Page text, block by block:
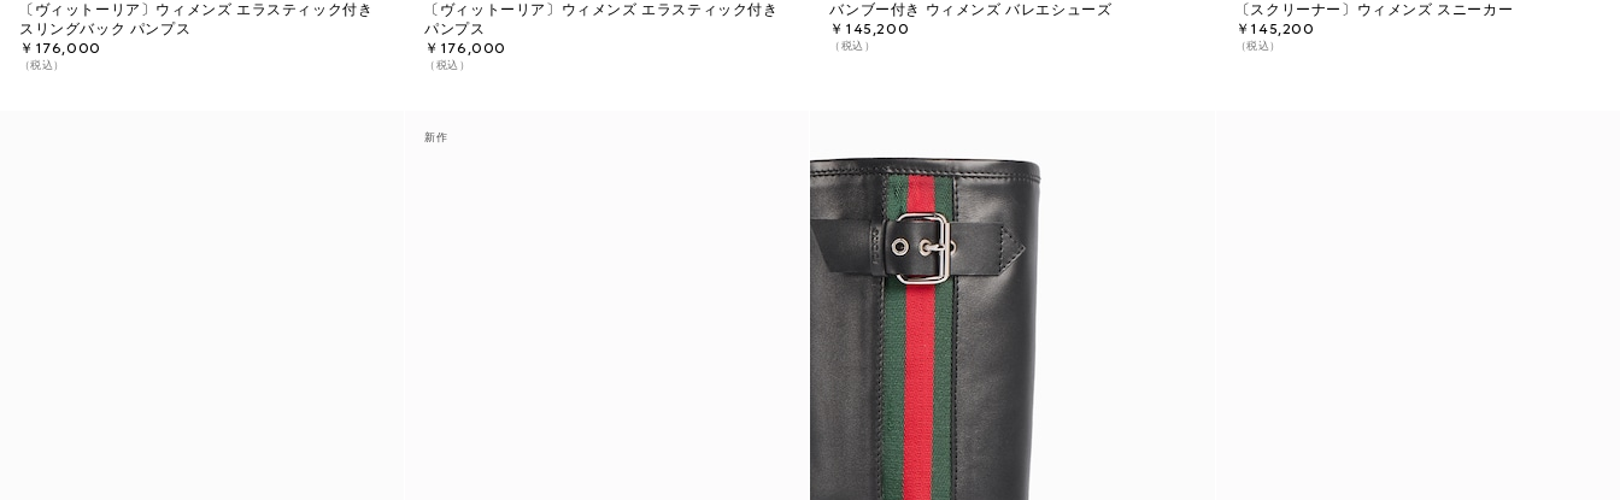
〔ヴィットーリア〕ウィメンズ エラスティック付き
スリングバック パンプス
￥176,000
（税込）
〔ヴィットーリア〕ウィメンズ エラスティック付き
パンプス
￥176,000
（税込）
バンブー付き ウィメンズ バレエシューズ
￥145,200
（税込）
〔スクリーナー〕ウィメンズ スニーカー
￥145,200
（税込）
新作